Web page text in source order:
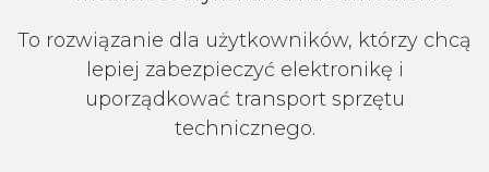
To rozwiązanie dla użytkowników, którzy chcą
lepiej zabezpieczyć elektronikę i
uporządkować transport sprzętu
technicznego.